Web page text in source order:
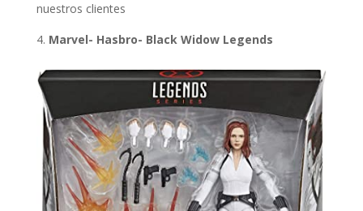
nuestros clientes
Marvel- Hasbro- Black Widow Legends